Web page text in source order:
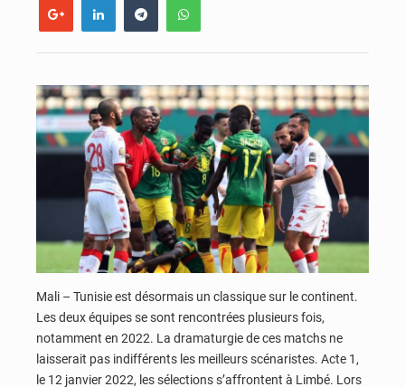
Mali – Tunisie est désormais un classique sur le continent.
Les deux équipes se sont rencontrées plusieurs fois,
notamment en 2022. La dramaturgie de ces matchs ne
laisserait pas indifférents les meilleurs scénaristes. Acte 1,
le 12 janvier 2022, les sélections s’affrontent à Limbé. Lors